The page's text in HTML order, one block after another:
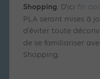
Shopping. D’ici fin
PLA seront mises à
d’éviter toute
de se familiariser
Shopping.